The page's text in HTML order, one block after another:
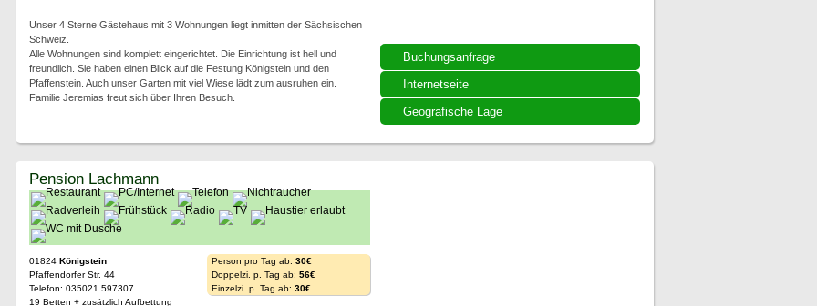
Buchungsanfrage
Internetseite
Geografische Lage
Unser 4 Sterne Gästehaus mit 3 Wohnungen liegt inmitten der Sächsischen
Schweiz.
Alle Wohnungen sind komplett eingerichtet. Die Einrichtung ist hell und
freundlich. Sie haben einen Blick auf die Festung Königstein und den
Pfaffenstein. Auch unser Garten mit viel Wiese lädt zum ausruhen ein.
Familie Jeremias freut sich über Ihren Besuch.
Pension Lachmann
01824 Königstein
Pfaffendorfer Str. 44
Telefon: 035021 597307
19 Betten + zusätzlich Aufbettung
Person pro Tag ab: 30€
Doppelzi. p. Tag ab: 56€
Einzelzi. p. Tag ab: 30€